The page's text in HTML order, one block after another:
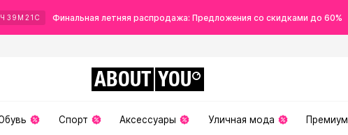
Ч 39 М 19 С Финальная летняя распродажа: Предложения со скидками до 60%
ABOUT YOU
Спорт Аксессуары Уличная мода Премиум